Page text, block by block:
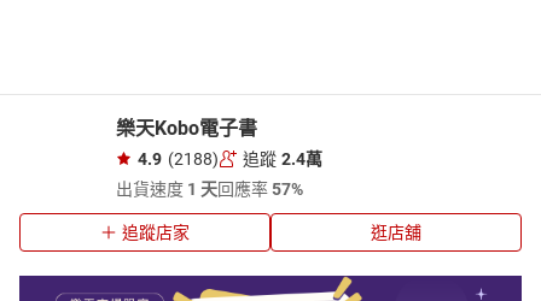
樂天Kobo電子書
4.9 (2188) 追蹤 2.4萬
出貨速度 1 天回應率57%
追蹤店家 逛店舖